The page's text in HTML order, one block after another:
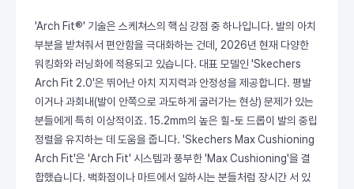
'Arch Fit®' 기술은 스케쳐스의 핵심 강점 중 하나입니다. 발의 아치
부분을 받쳐줘서 편안함을 극대화하는 건데, 2026년 현재 다양한
워킹화와 러닝화에 적용되고 있습니다. 대표 모델인 'Skechers
Arch Fit 2.0'은 뛰어난 아치 지지력과 안정성을 제공합니다. 평발
이거나 과회내(발이 안쪽으로 과도하게 굴러가는 현상) 문제가 있는
분들에게 특히 이상적이죠. 15.2mm의 높은 힐-토 드롭이 발의 중립
정렬을 유지하는 데 도움을 줍니다. 'Skechers Max Cushioning
Arch Fit'은 'Arch Fit' 시스템과 풍부한 'Max Cushioning'을 결
합했습니다. 백화점이나 마트에서 일하시는 분들처럼 장시간 서 있